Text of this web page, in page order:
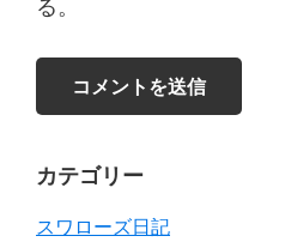
る。
Primary
Sidebar
カテゴリー
スワローズ日記